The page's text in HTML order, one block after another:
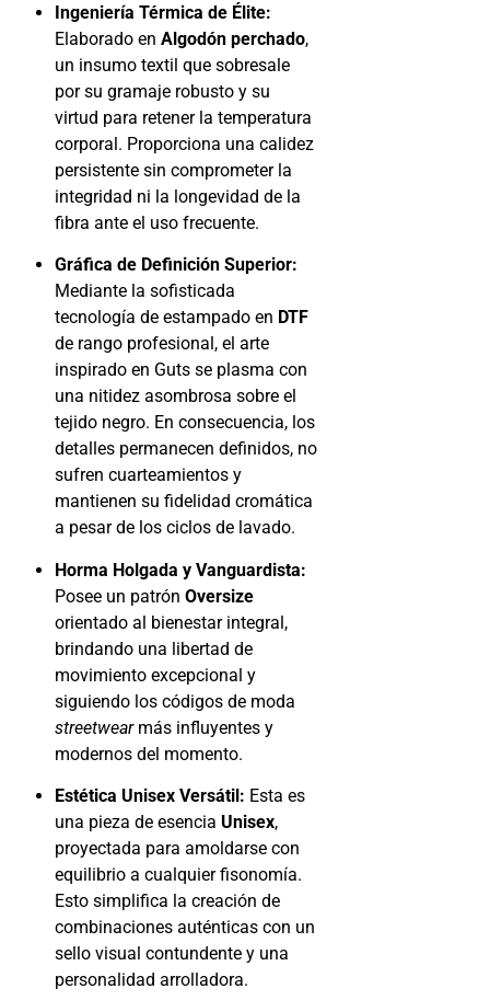
Ingeniería Térmica de Élite:
Elaborado en Algodón perchado,
un insumo textil que sobresale
por su gramaje robusto y su
virtud para retener la temperatura
corporal. Proporciona una calidez
persistente sin comprometer la
integridad ni la longevidad de la
fibra ante el uso frecuente.
Gráfica de Definición Superior:
Mediante la sofisticada
tecnología de estampado en DTF
de rango profesional, el arte
inspirado en Guts se plasma con
una nitidez asombrosa sobre el
tejido negro. En consecuencia, los
detalles permanecen definidos, no
sufren cuarteamientos y
mantienen su fidelidad cromática
a pesar de los ciclos de lavado.
Horma Holgada y Vanguardista:
Posee un patrón Oversize
orientado al bienestar integral,
brindando una libertad de
movimiento excepcional y
siguiendo los códigos de moda
streetwearmás influyentes y
modernos del momento.
Estética Unisex Versátil: Esta es
una pieza de esencia Unisex,
proyectada para amoldarse con
equilibrio a cualquier fisonomía.
Esto simplifica la creación de
combinaciones auténticas con un
sello visual contundente y una
personalidad arrolladora.